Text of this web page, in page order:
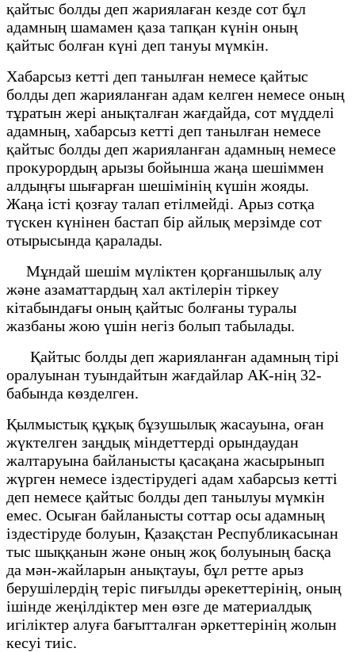
қайтыс болды деп жариялаған кезде сот бұл
адамның шамамен қаза тапқан күнiн оның
қайтыс болған күнi деп тануы мүмкiн.
Хабарсыз кетті деп танылған немесе қайтыс
болды деп жарияланған адам келген немесе оның
тұратын жері анықталған жағдайда, сот мүдделі
адамның, хабарсыз кетті деп танылған немесе
қайтыс болды деп жарияланған адамның немесе
прокурордың арызы бойынша жаңа шешіммен
алдыңғы шығарған шешімінің күшін жояды.
Жаңа істі қозғау талап етілмейді. Арыз сотқа
түскен күнінен бастап бір айлық мерзімде сот
отырысында қаралады.
Мұндай шешім мүліктен қорғаншылық алу
және азаматтардың хал актілерін тіркеу
кітабындағы оның қайтыс болғаны туралы
жазбаны жою үшін негіз болып табылады.
Қайтыс болды деп жарияланған адамның тірі
оралуынан туындайтын жағдайлар АК-нің 32-
бабында көзделген.
Қылмыстық құқық бұзушылық жасауына, оған
жүктелген заңдық міндеттерді орындаудан
жалтаруына байланысты қасақана жасырынып
жүрген немесе іздестірудегі адам хабарсыз кетті
деп немесе қайтыс болды деп танылуы мүмкін
емес. Осыған байланысты соттар осы адамның
іздестіруде болуын, Қазақстан Республикасынан
тыс шыққанын және оның жоқ болуының басқа
да мән-жайларын анықтауы, бұл ретте арыз
берушілердің теріс пиғылды әрекеттерінің, оның
ішінде жеңілдіктер мен өзге де материалдық
игіліктер алуға бағытталған әркеттерінің жолын
кесуі тиіс.